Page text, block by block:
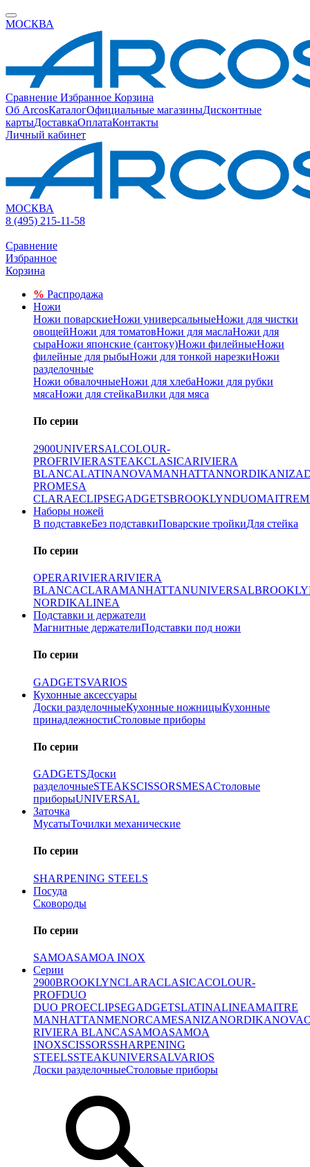
МОСКВА
Сравнение Избранное Корзина
Об ArcosКаталогОфициальные магазиныДисконтные
картыДоставкаОплатаКонтакты
Личный кабинет
МОСКВА
8 (495) 215-11-58
Сравнение
Избранное
Корзина
% Распродажа
Ножи
Ножи поварскиеНожи универсальныеНожи для чистки
овощейНожи для томатовНожи для маслаНожи для
сыраНожи японские (сантоку)Ножи филейныеНожи
филейные для рыбыНожи для тонкой нарезкиНожи
разделочные
Ножи обвалочныеНожи для хлебаНожи для рубки
мясаНожи для стейкаВилки для мяса
По серии
2900UNIVERSALCOLOUR-
PROFRIVIERASTEAKCLASICARIVIERA
BLANCALATINANOVAMANHATTANNORDIKANIZA
PROMESA
CLARAECLIPSEGADGETSBROOKLYNDUOMAITRE
Наборы ножей
В подставкеБез подставкиПоварские тройкиДля стейка
По серии
OPERARIVIERARIVIERA
BLANCACLARAMANHATTANUNIVERSAL
NORDIKALINEA
Подставки и держатели
Магнитные держателиПодставки под ножи
По серии
GADGETSVARIOS
Кухонные аксессуары
Доски разделочныеКухонные ножницыКухонные
принадлежностиСтоловые приборы
По серии
GADGETSДоски
разделочныеSTEAKSCISSORSMESAСтоловые
приборыUNIVERSAL
Заточка
МусатыТочилки механические
По серии
SHARPENING STEELS
Посуда
Сковороды
По серии
SAMOASAMOA INOX
Серии
2900BROOKLYNCLARACLASICACOLOUR-
PROFDUO
DUO PROECLIPSEGADGETSLATINALINEAMAITRE
MANHATTANMENORCAMESANIZANORDIKANOVA
RIVIERA BLANCASAMOASAMOA
INOXSCISSORSSHARPENING
STEELSSTEAKUNIVERSALVARIOS
Доски разделочныеСтоловые приборы